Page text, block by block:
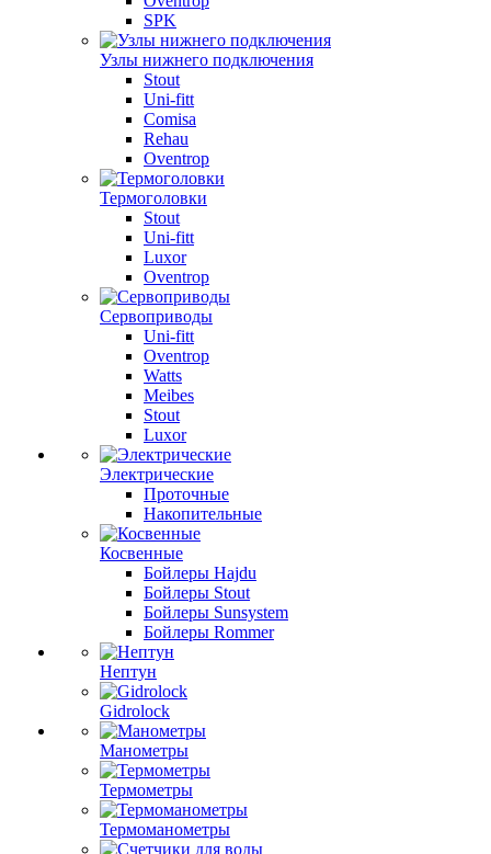
SPK
Узлы нижнего подключения
Stout
Uni-fitt
Comisa
Rehau
Oventrop
Термоголовки
Stout
Uni-fitt
Luxor
Oventrop
Сервоприводы
Uni-fitt
Oventrop
Watts
Meibes
Stout
Luxor
Электрические
Проточные
Накопительные
Косвенные
Бойлеры Hajdu
Бойлеры Stout
Бойлеры Sunsystem
Бойлеры Rommer
Нептун
Gidrolock
Манометры
Термометры
Термоманометры